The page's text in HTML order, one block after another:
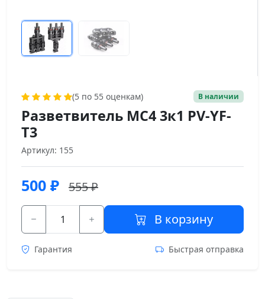
(5 по 55 оценкам) В наличии
Разветвитель МС4 3к1 PV-YF-
T3
Артикул: 155
500 ₽ 555 ₽
В корзину
Гарантия Быстрая отправка